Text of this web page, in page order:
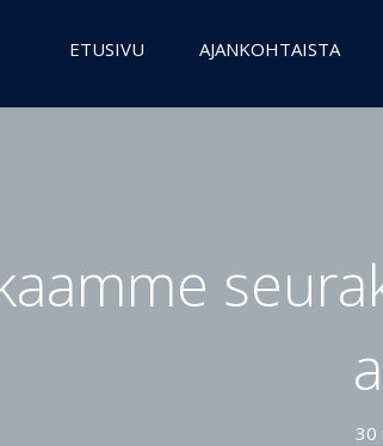
ETUSIVU AJANKOHTAISTA
30